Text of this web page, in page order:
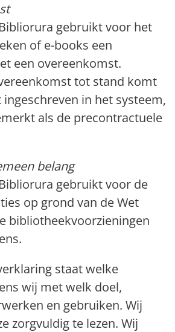
gebruikt voor het
of e-books een
een overeenkomst.
tot stand komt
in het systeem,
als de precontractuele
belang
gebruikt voor de
op grond van de Wet
bibliotheekvoorzieningen
staat welke
wij met welk doel,
en gebruiken. Wij
zorgvuldig te lezen. Wij